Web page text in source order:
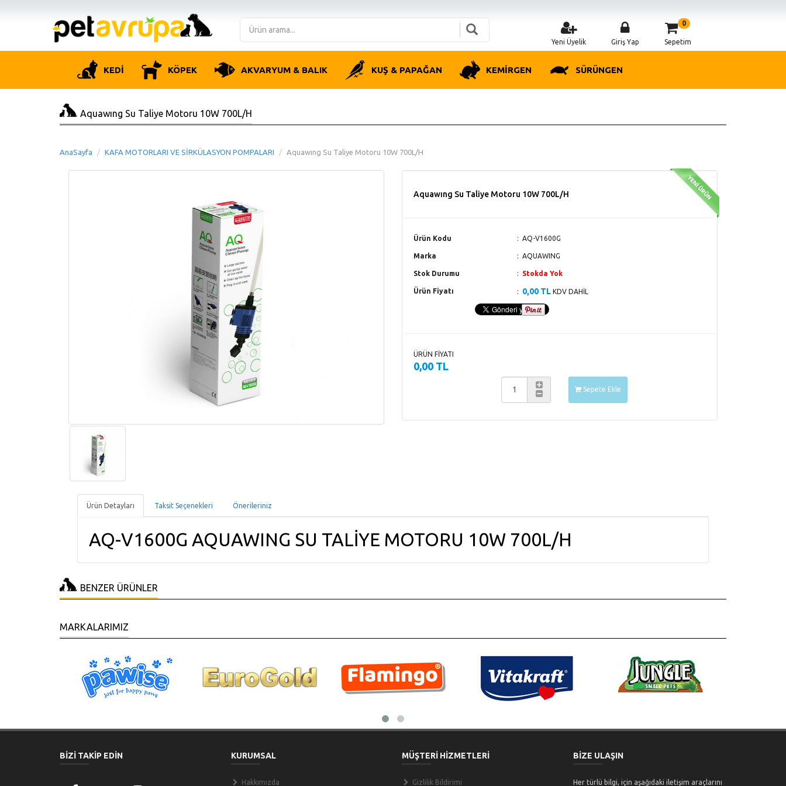
Yeni Üyelik Giriş Yap
0
Sepetim
KEDİ KÖPEK AKVARYUM & BALIK KUŞ & PAPAĞAN KEMİRGEN SÜRÜNGEN
Aquawıng Su Taliye Motoru 10W 700L/H
AnaSayfa KAFA MOTORLARI VE SİRKÜLASYON POMPALARI Aquawıng Su Taliye Motoru 10W 700L/H
Aquawıng Su Taliye Motoru 10W 700L/H
Ürün Kodu AQ-V1600G
Marka AQUAWING
Stok Durumu Stokda Yok
Ürün Fiyatı 0,00 TLKDV DAHİL
ÜRÜN FİYATI
0,00 TL
Sepete Ekle
Ürün Detayları Taksit Seçenekleri Önerileriniz
AQ-V1600G AQUAWING SU TALİYE MOTORU 10W 700L/H
BENZER ÜRÜNLER
MARKALARIMIZ
BİZİ TAKİP EDİN KURUMSAL
Hakkımızda
MÜŞTERİ HİZMETLERİ
Gizlilik Bildirimi
BİZE ULAŞIN
Her türlü bilgi, için aşağıdaki iletişim araçlarını